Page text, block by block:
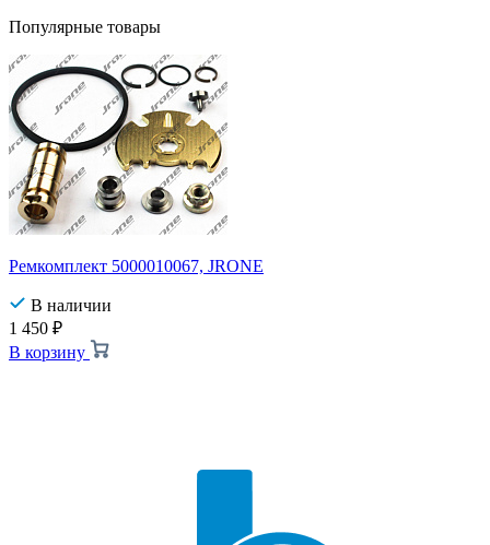
Популярные товары
Ремкомплект 5000010067, JRONE
В наличии
1 450 ₽
В корзину